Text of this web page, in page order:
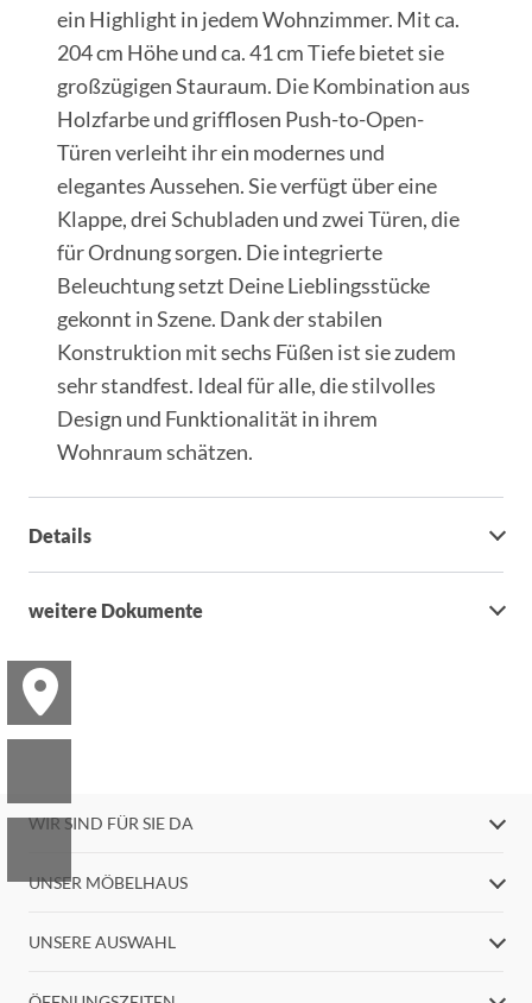
ein Highlight in jedem Wohnzimmer. Mit ca.
204 cm Höhe und ca. 41 cm Tiefe bietet sie
großzügigen Stauraum. Die Kombination aus
Holzfarbe und grifflosen Push-to-Open-
Türen verleiht ihr ein modernes und
elegantes Aussehen. Sie verfügt über eine
Klappe, drei Schubladen und zwei Türen, die
für Ordnung sorgen. Die integrierte
Beleuchtung setzt Deine Lieblingsstücke
gekonnt in Szene. Dank der stabilen
Konstruktion mit sechs Füßen ist sie zudem
sehr standfest. Ideal für alle, die stilvolles
Design und Funktionalität in ihrem
Wohnraum schätzen.
Details
weitere Dokumente
WIR SIND FÜR SIE DA
UNSER MÖBELHAUS
UNSERE AUSWAHL